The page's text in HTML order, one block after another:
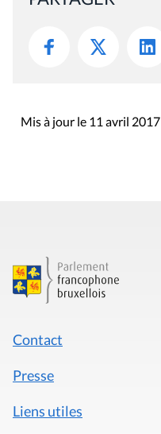
Mis à jour le 11 avril 2017
Contact
Presse
Liens utiles